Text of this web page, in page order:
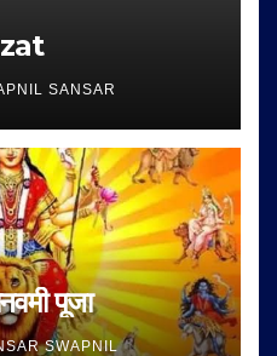
SANSAR
पूजा
SWAPNIL